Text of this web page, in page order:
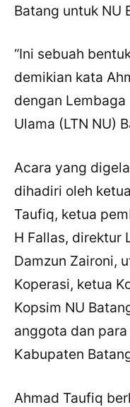
Batang untuk NU
“Ini sebuah
demikian kata
dengan Lembaga
Ulama (LTN NU)
Acara yang
dihadiri oleh
Taufiq, ketua
H Fallas, direktur
Damzun Zaironi,
Koperasi, ketua
Kopsim NU
anggota dan
Kabupaten
Ahmad Taufiq